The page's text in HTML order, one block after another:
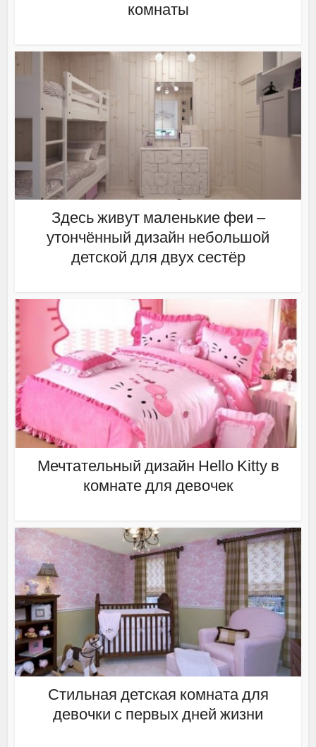
комнаты
Здесь живут маленькие феи –
утончённый дизайн небольшой
детской для двух сестёр
Мечтательный дизайн Hello Kitty в
комнате для девочек
Стильная детская комната для
девочки с первых дней жизни